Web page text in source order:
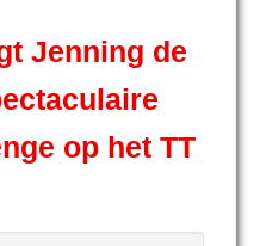
Jenning de
op het TT